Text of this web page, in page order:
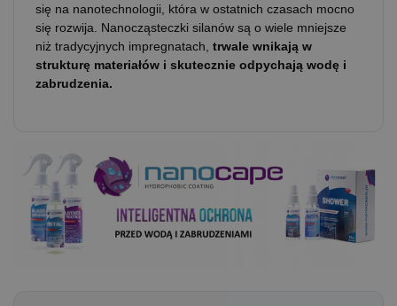
się na nanotechnologii, która w ostatnich czasach mocno
się rozwija. Nanocząsteczki silanów są o wiele mniejsze
niż tradycyjnych impregnatach, trwale wnikają w
strukturę materiałów i skutecznie odpychają wodę i
zabrudzenia.